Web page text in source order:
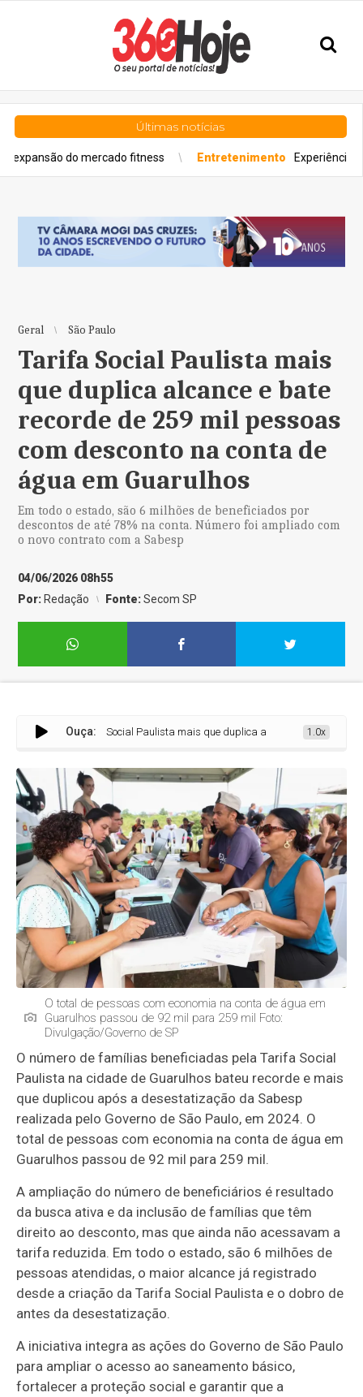
Últimas notícias
mercado fitness Entretenimento Experiência
Geral São Paulo
Tarifa Social Paulista mais
que duplica alcance e bate
recorde de 259 mil pessoas
com desconto na conta de
água em Guarulhos
Em todo o estado, são 6 milhões de beneficiados por
descontos de até 78% na conta. Número foi ampliado com
o novo contrato com a Sabesp
04/06/2026 08h55
Por: Redação Fonte:Secom SP
Ouça:
Tarifa Social Paulista mais que duplica alcance e bate recorde de
1.0x
O total de pessoas com economia na conta de água em
Guarulhos passou de 92 mil para 259 mil Foto:
Divulgação/Governo de SP
O número de famílias beneficiadas pela Tarifa Social
Paulista na cidade de Guarulhos bateu recorde e mais
que duplicou após a desestatização da Sabesp
realizada pelo Governo de São Paulo, em 2024. O
total de pessoas com economia na conta de água em
Guarulhos passou de 92 mil para 259 mil.
A ampliação do número de beneficiários é resultado
da busca ativa e da inclusão de famílias que têm
direito ao desconto, mas que ainda não acessavam a
tarifa reduzida. Em todo o estado, são 6 milhões de
pessoas atendidas, o maior alcance já registrado
desde a criação da Tarifa Social Paulista e o dobro de
antes da desestatização.
A iniciativa integra as ações do Governo de São Paulo
para ampliar o acesso ao saneamento básico,
fortalecer a proteção social e garantir que a